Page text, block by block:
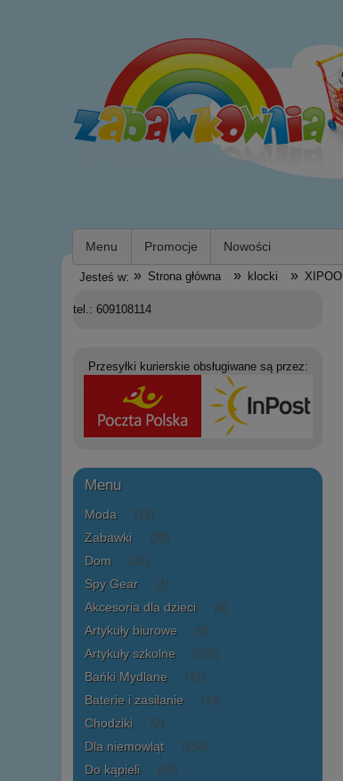
Menu Promocje Nowości
Jesteś w: » Strona główna » klocki » XIPOO
tel.: 609108114
Przesyłki kurierskie obsługiwane są przez:
Menu
Moda (15)
Zabawki (39)
Dom (32)
Spy Gear (1)
Akcesoria dla dzieci (4)
Artykuły biurowe (0)
Artykuły szkolne (526)
Bańki Mydlane (41)
Baterie i zasilanie (13)
Chodziki (2)
Dla niemowląt (154)
Do kąpieli (55)